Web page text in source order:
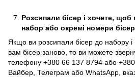
Розсипали бісер і хочете,
набор або окремі номери
Якщо ви розсипали бісер до набору
вам бісер заново, то ви можете
телефону +380 66 137 8794 або
Вайбер, Телеграм або WhatsApp,